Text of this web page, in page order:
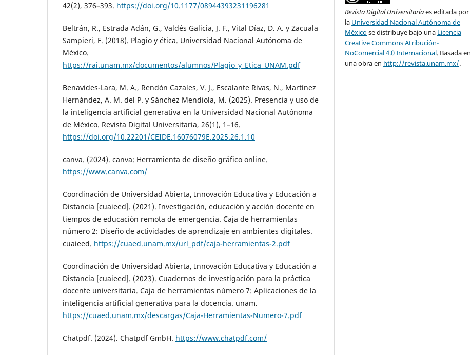
42(2), 376–393. https://doi.org/10.1177/08944393231196281
Beltrán, R., Estrada Adán, G., Valdés Galicia, J. F., Vital Díaz, D. A. y Zacuala
Sampieri, F. (2018). Plagio y ética. Universidad Nacional Autónoma de
México.
https://rai.unam.mx/documentos/alumnos/Plagio_y_Etica_UNAM.pdf
Benavides-Lara, M. A., Rendón Cazales, V. J., Escalante Rivas, N., Martínez
Hernández, A. M. del P. y Sánchez Mendiola, M. (2025). Presencia y uso de
la inteligencia artificial generativa en la Universidad Nacional Autónoma
de México. Revista Digital Universitaria, 26(1), 1–16.
https://doi.org/10.22201/CEIDE.16076079E.2025.26.1.10
canva. (2024). canva: Herramienta de diseño gráfico online.
https://www.canva.com/
Coordinación de Universidad Abierta, Innovación Educativa y Educación a
Distancia [cuaieed]. (2021). Investigación, educación y acción docente en
tiempos de educación remota de emergencia. Caja de herramientas
número 2: Diseño de actividades de aprendizaje en ambientes digitales.
cuaieed. https://cuaed.unam.mx/url_pdf/caja-herramientas-2.pdf
Coordinación de Universidad Abierta, Innovación Educativa y Educación a
Distancia [cuaieed]. (2023). Cuadernos de investigación para la práctica
docente universitaria. Caja de herramientas número 7: Aplicaciones de la
inteligencia artificial generativa para la docencia. unam.
https://cuaed.unam.mx/descargas/Caja-Herramientas-Numero-7.pdf
Chatpdf. (2024). Chatpdf GmbH. https://www.chatpdf.com/
Revista Digital Universitariaes editada por
la Universidad Nacional Autónoma de
Méxicose distribuye bajo una Licencia
Creative Commons Atribución-
NoComercial 4.0 Internacional. Basada en
una obra en http://revista.unam.mx/.